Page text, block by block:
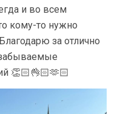
и во всем
кому-то нужно
за отлично
👏🏻👌🏻🫶🏻